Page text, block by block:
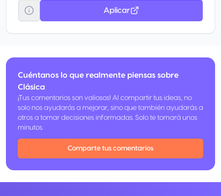
artículo más barato en otra tienda ubicada en el mismo país, te
reembolsa la diferencia. Este beneficio asegura hasta 400 USD por
accidental o robo de la mayoría de los artículos nuevos pagados
período de garantía original del fabricante. Es válida en garantías de
Aplicar
Cuéntanos lo que realmente piensas sobre
Clásica
¡Tus comentarios son valiosos! Al compartir tus ideas, no
solo nos ayudarás a mejorar, sino que también ayudarás a
otros a tomar decisiones informadas. Solo te tomará unos
minutos.
Comparte tus comentarios